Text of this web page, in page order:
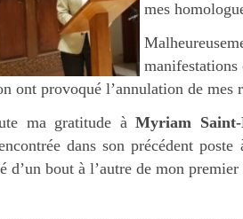
mes
manifestations
ont provoqué l’annulation de
ma gratitude à Myriam Saint-
dans son précédent
d’un bout à l’autre de mon